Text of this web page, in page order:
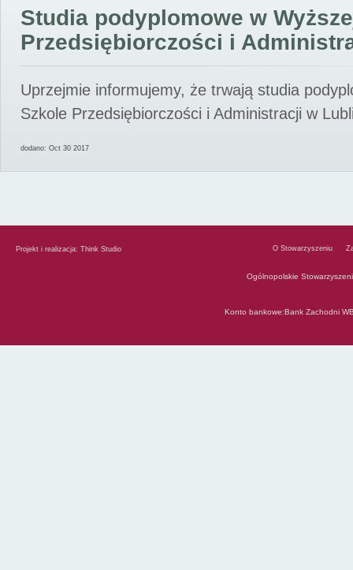
Studia podyplomowe w
Przedsiębiorczości i
Uprzejmie informujemy, że trwają studia
Szkole Przedsiębiorczości i Administracji w
dodano: Oct 30 2017
Projekt i realizacja: Think Studio O Stowarzyszeniu
Ogólnopolskie
Konto bankowe:Bank Zachodni